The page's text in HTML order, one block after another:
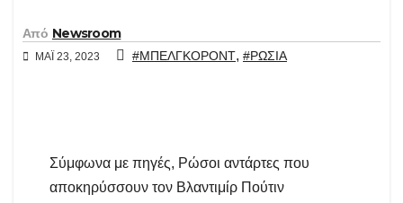
Από Newsroom
ΜΆΙ 23, 2023 #ΜΠΕΛΓΚΟΡΟΝΤ, #ΡΩΣΙΑ
Σύμφωνα με πηγές, Ρώσοι αντάρτες που
αποκηρύσσουν τον Βλαντιμίρ Πούτιν